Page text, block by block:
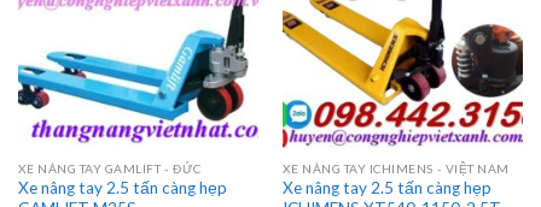
XE NÂNG TAY GAMLIFT - ĐỨC
Xe nâng tay 2.5 tấn càng hẹp
XE NÂNG TAY ICHIMENS - VIỆT NAM
Xe nâng tay 2.5 tấn càng hẹp